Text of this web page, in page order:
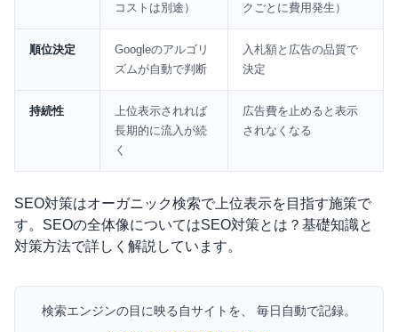
コストは別途）
クごとに費用発生）
順位決定
Googleのアルゴリ
ズムが自動で判断
入札額と広告の品質で
決定
持続性
上位表示されれば
長期的に流入が続
く
広告費を止めると表示
されなくなる
SEO対策はオーガニック検索で上位表示を目指す施策で
す。SEOの全体像についてはSEO対策とは？基礎知識と
対策方法で詳しく解説しています。
検索エンジンの目に映る自サイトを、 毎日自動で記録。